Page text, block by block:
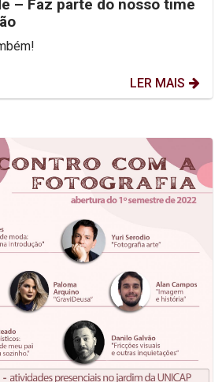
– Faz parte do nosso time
LER MAIS